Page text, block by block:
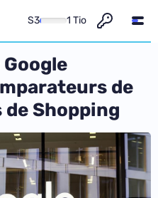
S3 1 Tio
de
Shopping